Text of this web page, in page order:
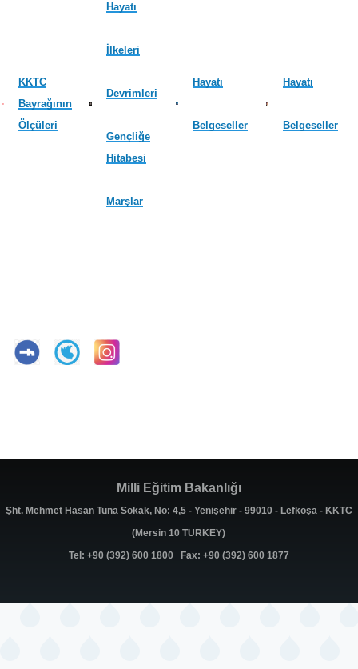
KKTC
Bayrağının
Ölçüleri
Hayatı
İlkeleri
Devrimleri
Gençliğe
Hitabesi
Marşlar
Hayatı
Belgeseller
Hayatı
Belgeseller
Milli Eğitim Bakanlığı
Şht. Mehmet Hasan Tuna Sokak, No: 4,5 - Yenişehir - 99010 - Lefkoşa - KKTC
(Mersin 10 TURKEY)
Tel: +90 (392) 600 1800 Fax: +90 (392) 600 1877